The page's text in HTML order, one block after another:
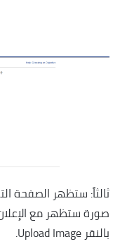
ثالثاً: ستظهر الصفحة
صورة ستظهر مع
بالنقر Upload Image.